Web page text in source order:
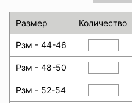
Размер Количество
Рзм - 44-46
Рзм - 48-50
Рзм - 52-54